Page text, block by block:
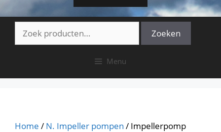
Menu
Zoeken
naar:
Zoeken
Home / N. Impeller pompen / Impellerpomp